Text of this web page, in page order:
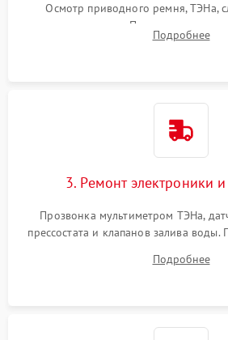
Осмотр приводного ремня, ТЭНа,
амортизаторов. Проверка
крестовины на износ, а манжеты
Подробнее
3. Ремонт электроники
Прозвонка мультиметром ТЭНа,
прессостата и клапанов залива
Восстановление целостности
Подробнее